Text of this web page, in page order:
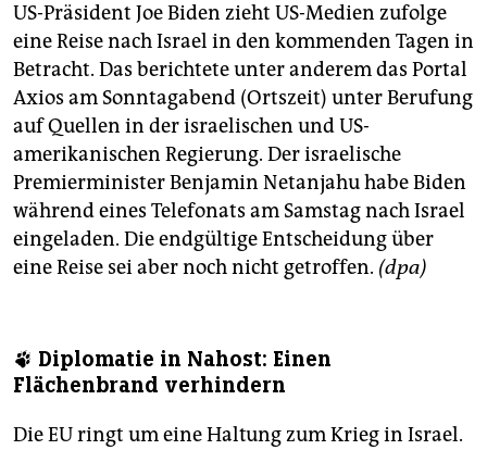
US-Präsident Joe Biden zieht US-Medien zufolge
eine Reise nach Israel in den kommenden Tagen in
Betracht. Das berichtete unter anderem das Portal
Axios am Sonntagabend (Ortszeit) unter Berufung
auf Quellen in der israelischen und US-
amerikanischen Regierung. Der israelische
Premierminister Benjamin Netanjahu habe Biden
während eines Telefonats am Samstag nach Israel
eingeladen. Die endgültige Entscheidung über
eine Reise sei aber noch nicht getroffen. (dpa)
🐾 Diplomatie in Nahost: Einen
Flächenbrand verhindern
Die EU ringt um eine Haltung zum Krieg in Israel.